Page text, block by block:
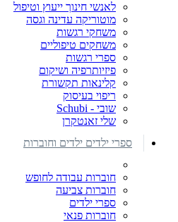
לאנשי חינוך ייעוץ וטיפול
מוטוריקה עדינה וגסה
משחקי רגשות
משחקים טיפוליים
ספרי רגשות
פיזיותרפיה ושיקום
קלינאות תקשורת
ריפוי בעיסוק
שובי - Schubi
שלי זאנטקרן
ספרי ילדים ילדים וחוברות
חוברות עבודה לחופש
חוברות צביעה
ספרי ילדים
חוברות פנאי